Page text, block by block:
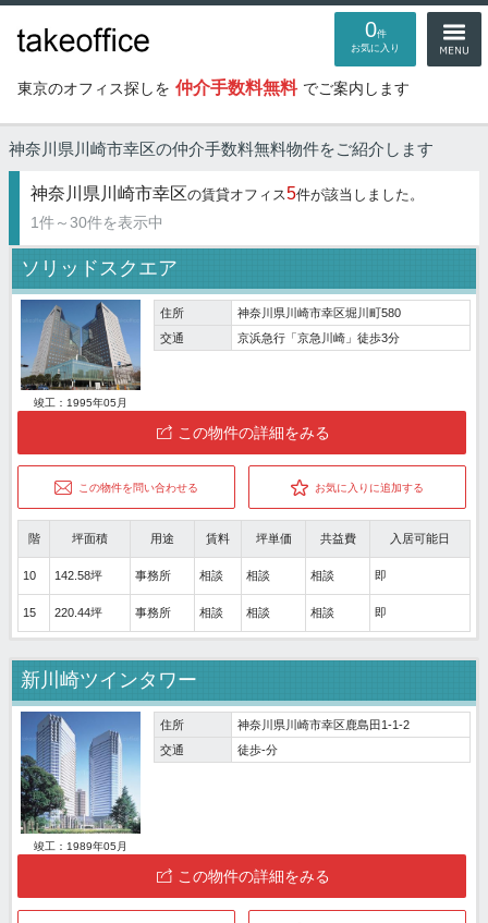
東京のオフィス探しを 仲介手数料無料 でご案内します
0件
お気に入り
神奈川県川崎市幸区の仲介手数料無料物件をご紹介します
神奈川県川崎市幸区の賃貸オフィス5件が該当しました。
1件～30件を表示中
ソリッドスクエア
竣工：1995年05月
住所
神奈川県川崎市幸区堀川町580
交通
京浜急行「京急川崎」徒歩3分
この物件の詳細をみる
この物件を問い合わせる お気に入りに追加する
階 坪面積 用途 賃料 坪単価 共益費 入居可能日
10 142.58坪 事務所 相談 相談 相談 即
15 220.44坪 事務所 相談 相談 相談 即
新川崎ツインタワー
竣工：1989年05月
住所
神奈川県川崎市幸区鹿島田1-1-2
交通
徒歩-分
この物件の詳細をみる